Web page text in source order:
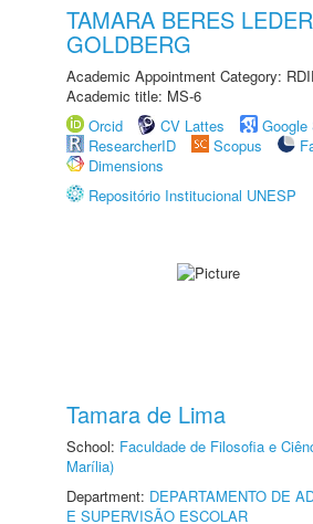
TAMARA BERES
GOLDBERG
Academic Appointment Category:
Academic title: MS-6
Orcid
CV Lattes
Google
ResearcherID
Scopus
Dimensions
Repositório Institucional UNESP
Tamara de Lima
School: Faculdade de Filosofia e
Marília)
Department: DEPARTAMENTO DE
E SUPERVISÃO ESCOLAR